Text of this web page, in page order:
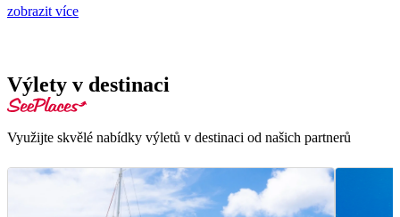
zobrazit více
Výlety v destinaci
Využijte skvělé nabídky výletů v destinaci od našich partnerů